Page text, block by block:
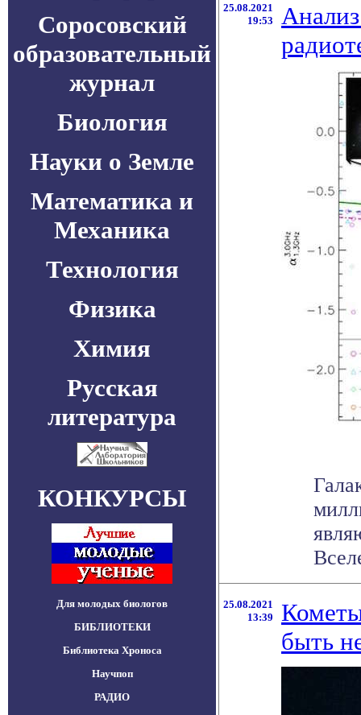
Соросовский
образовательный
журнал
Биология
Науки о Земле
Математика и
Механика
Технология
Физика
Химия
Русская
литература
КОНКУРСЫ
Для молодых биологов
БИБЛИОТЕКИ
Библиотека Хроноса
Научпоп
РАДИО
25.08.2021
19:53
25.08.2021
13:39
быть